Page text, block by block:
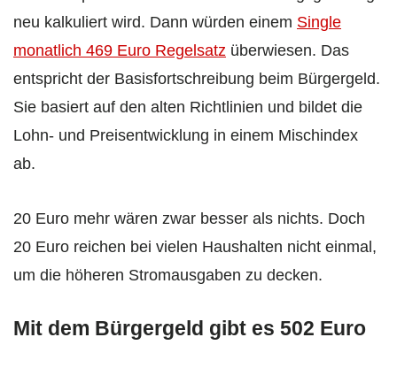
neu kalkuliert wird. Dann würden einem Single
monatlich 469 Euro Regelsatz überwiesen. Das
entspricht der Basisfortschreibung beim Bürgergeld.
Sie basiert auf den alten Richtlinien und bildet die
Lohn- und Preisentwicklung in einem Mischindex
ab.
20 Euro mehr wären zwar besser als nichts. Doch
20 Euro reichen bei vielen Haushalten nicht einmal,
um die höheren Stromausgaben zu decken.
Mit dem Bürgergeld gibt es 502 Euro